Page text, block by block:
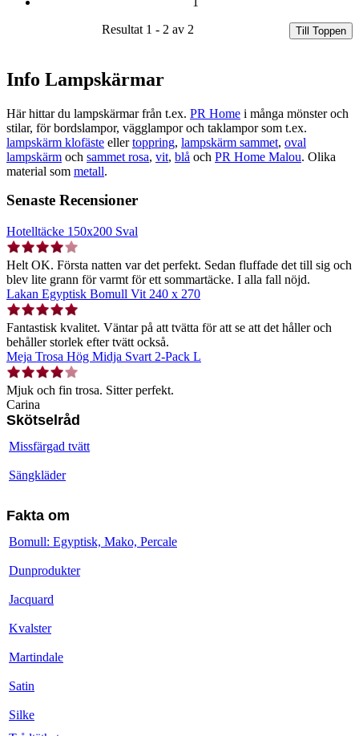
Resultat 1 - 2 av 2
Till Toppen
Info Lampskärmar
Här hittar du lampskärmar från t.ex. PR Home i många mönster och
stilar, för bordslampor, vägglampor och taklampor som t.ex.
lampskärm klofäste ellertoppring, lampskärm sammet, oval
lampskärm och sammet rosa, vit, blå och PR Home Malou. Olika
material som metall.
Senaste Recensioner
Hotelltäcke 150x200 Sval
Helt OK. Första natten var det perfekt. Sedan fluffade det till sig och
blev lite grann för varmt för ett sommartäcke. I alla fall nöjd.
Lakan Egyptisk Bomull Vit 240 x 270
Fantastisk kvalitet. Väntar på att tvätta för att se att det håller och
behåller storlek efter tvätt också.
Meja Trosa Hög Midja Svart 2-Pack L
Mjuk och fin trosa. Sitter perfekt.
Carina
Skötselråd
Missfärgad tvätt
Sängkläder
Fakta om
Bomull: Egyptisk, Mako, Percale
Dunprodukter
Jacquard
Kvalster
Martindale
Satin
Silke